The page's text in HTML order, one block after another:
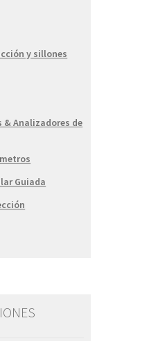
y sillones
Analizadores de
Guiada